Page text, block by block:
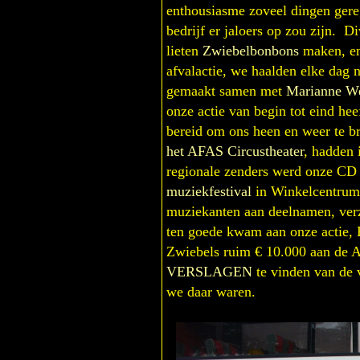
enthousiasme zoveel dingen
bedrijf er jaloers op zou zijn.
lieten Zwiebelbonbons maken,
afvalactie, we haalden elke dag
gemaakt samen met Marianne
onze actie van begin tot eind
bereid om ons heen en weer te
het AFAS Circustheater, hadden
regionale zenders werd onze
muziekfestival in
muziekanten aan deelnamen,
ten goede kwam aan onze
Zwiebels ruim € 10.000 aan de
VERSLAGEN te vinden van de
we daar waren.